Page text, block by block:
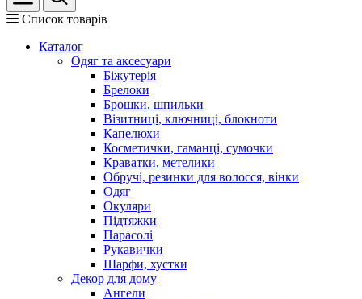
Список товарів
Каталог
Oдяг та аксесуари
Біжутерія
Брелоки
Брошки, шпильки
Візитниці, ключниці, блокноти
Капелюхи
Косметички, гаманці, сумочки
Краватки, метелики
Обручі, резинки для волосся, вінки
Одяг
Окуляри
Підтяжки
Парасолі
Рукавички
Шарфи, хустки
Декор для дому
Ангели